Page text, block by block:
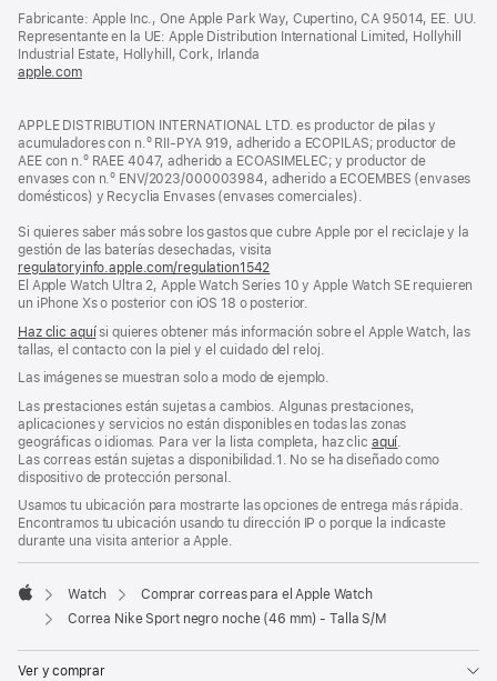
en
una
Fabricante: Apple Inc., One Apple Park Way, Cupertino, CA 95014, EE. UU.
Representante en la UE: Apple Distribution International Limited, Hollyhill
Industrial Estate, Hollyhill, Cork, Irlanda
apple.com(se
una
ventana
nueva)
APPLE DISTRIBUTION INTERNATIONAL LTD. es productor de pilas y
acumuladores con n.º RII-PYA 919, adherido a ECOPILAS; productor de
AEE con n.º RAEE 4047, adherido a ECOASIMELEC; y productor de
envases con n.º ENV/2023/000003984, adherido a ECOEMBES (envases
domésticos) y Recyclia Envases (envases comerciales).
Si quieres saber más sobre los gastos que cubre Apple por el reciclaje y la
gestión de las baterías desechadas, visita
regulatoryinfo.apple.com/regulation1542
abre
en
ventana
nueva)
El Apple Watch Ultra 2, Apple Watch Series 10 y Apple Watch SE requieren
un iPhone Xs o posterior con iOS 18 o posterior.
Haz clic aquísi quieres obtener más información sobre el Apple Watch, las
tallas, el contacto con la piel y el cuidado del reloj.
Las imágenes se muestran solo a modo de ejemplo.
Las prestaciones están sujetas a cambios. Algunas prestaciones,
aplicaciones y servicios no están disponibles en todas las zonas
geográficas o idiomas. Para ver la lista completa, haz clic aquí
Las correas están sujetas a disponibilidad.1. No se ha diseñado como
dispositivo de protección personal.
Usamos tu ubicación para mostrarte las opciones de entrega más rápida.
Encontramos tu ubicación usando tu dirección IP o porque la indicaste
durante una visita anterior a Apple.
Apple
Watch
Comprar correas para el Apple Watch
Correa Nike Sport negro noche (46 mm) - Talla S/M
Ver y comprar